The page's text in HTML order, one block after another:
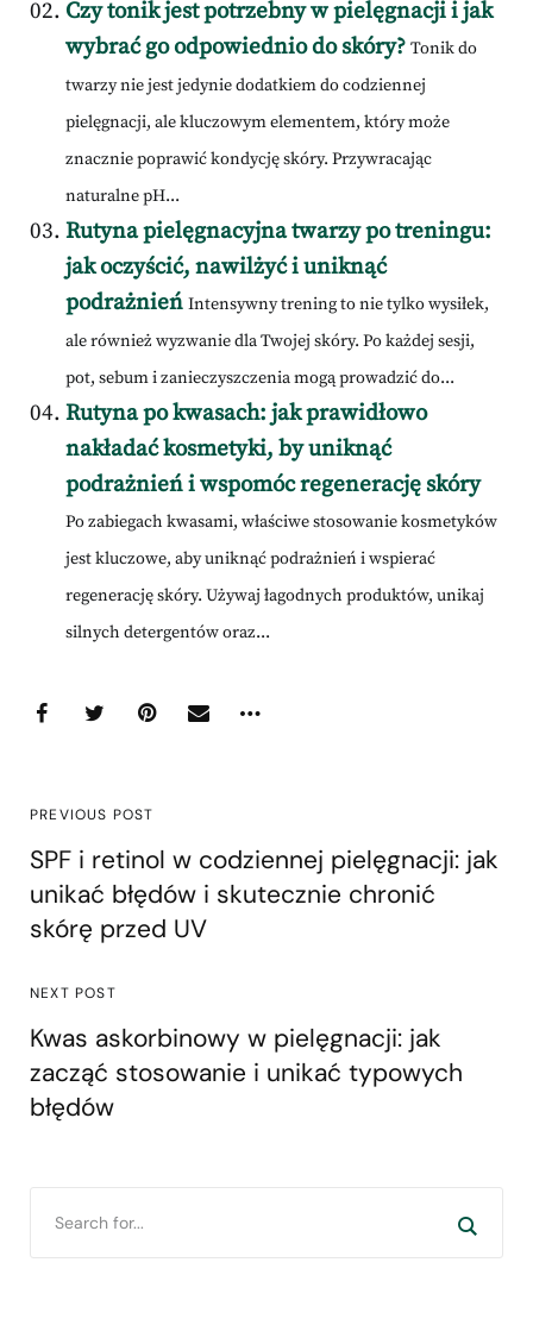
Czy tonik jest potrzebny w pielęgnacji i jak
wybrać go odpowiednio do skóry? Tonik do
twarzy nie jest jedynie dodatkiem do codziennej
pielęgnacji, ale kluczowym elementem, który może
znacznie poprawić kondycję skóry. Przywracając
naturalne pH...
Rutyna pielęgnacyjna twarzy po treningu:
jak oczyścić, nawilżyć i uniknąć
podrażnień Intensywny trening to nie tylko wysiłek,
ale również wyzwanie dla Twojej skóry. Po każdej sesji,
pot, sebum i zanieczyszczenia mogą prowadzić do...
Rutyna po kwasach: jak prawidłowo
nakładać kosmetyki, by uniknąć
podrażnień i wspomóc regenerację skóry
Po zabiegach kwasami, właściwe stosowanie kosmetyków
jest kluczowe, aby uniknąć podrażnień i wspierać
regenerację skóry. Używaj łagodnych produktów, unikaj
silnych detergentów oraz...
PREVIOUS POST
SPF i retinol w codziennej pielęgnacji: jak
unikać błędów i skutecznie chronić
skórę przed UV
NEXT POST
Kwas askorbinowy w pielęgnacji: jak
zacząć stosowanie i unikać typowych
błędów